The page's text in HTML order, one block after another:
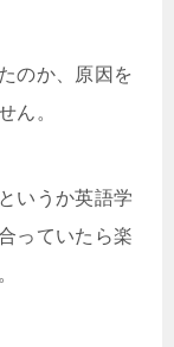
のか、原因を
ん。
いうか英語学
っていたら楽